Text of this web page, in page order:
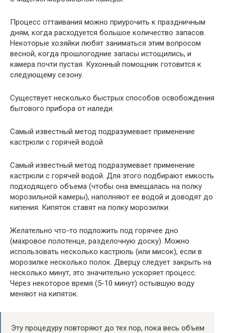
Процесс оттаивания можно приурочить к праздничным
дням, когда расходуется большое количество запасов.
Некоторые хозяйки любят заниматься этим вопросом
весной, когда прошлогодние запасы истощились, и
камера почти пустая. Кухонный помощник готовится к
следующему сезону.
Существует несколько быстрых способов освобождения
бытового прибора от наледи.
Самый известный метод подразумевает применение
кастрюли с горячей водой
Самый известный метод подразумевает применение
кастрюли с горячей водой. Для этого подбирают емкость
подходящего объема (чтобы она вмещалась на полку
морозильной камеры), наполняют ее водой и доводят до
кипения. Кипяток ставят на полку морозилки.
Желательно что-то подложить под горячее дно
(махровое полотенце, разделочную доску). Можно
использовать несколько кастрюль (или мисок), если в
морозилке несколько полок. Дверцу следует закрыть на
несколько минут, это значительно ускоряет процесс.
Через некоторое время (5-10 минут) остывшую воду
меняют на кипяток.
Эту процедуру повторяют до тех пор, пока весь объем